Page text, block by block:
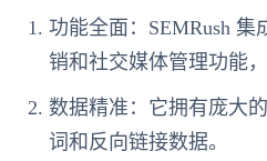
功能全面 ：SEMRush 集
销和社交媒体管理功能
数据精准 ：它拥有庞大
词和反向链接数据。